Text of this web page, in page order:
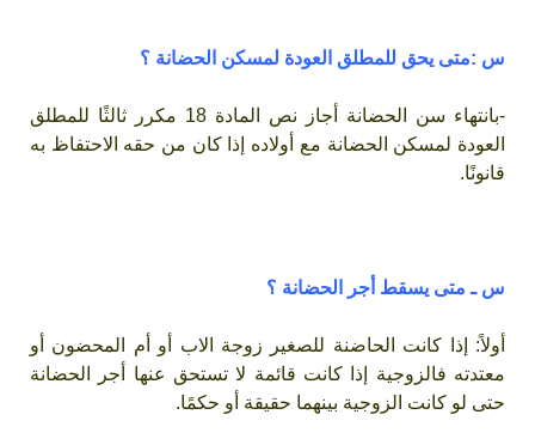
س :متى يحق للمطلق العودة لمسكن الحضانة ؟
-بانتهاء سن الحضانة أجاز نص المادة 18 مكرر ثالثًا للمطلق
العودة لمسكن الحضانة مع أولاده إذا كان من حقه الاحتفاظ به
قانونًا.
س ـ متى يسقط أجر الحضانة ؟
أولاً: إذا كانت الحاضنة للصغير زوجة الاب أو أم المحضون أو
معتدته فالزوجية إذا كانت قائمة لا تستحق عنها أجر الحضانة
حتى لو كانت الزوجية بينهما حقيقة أو حكمًا.